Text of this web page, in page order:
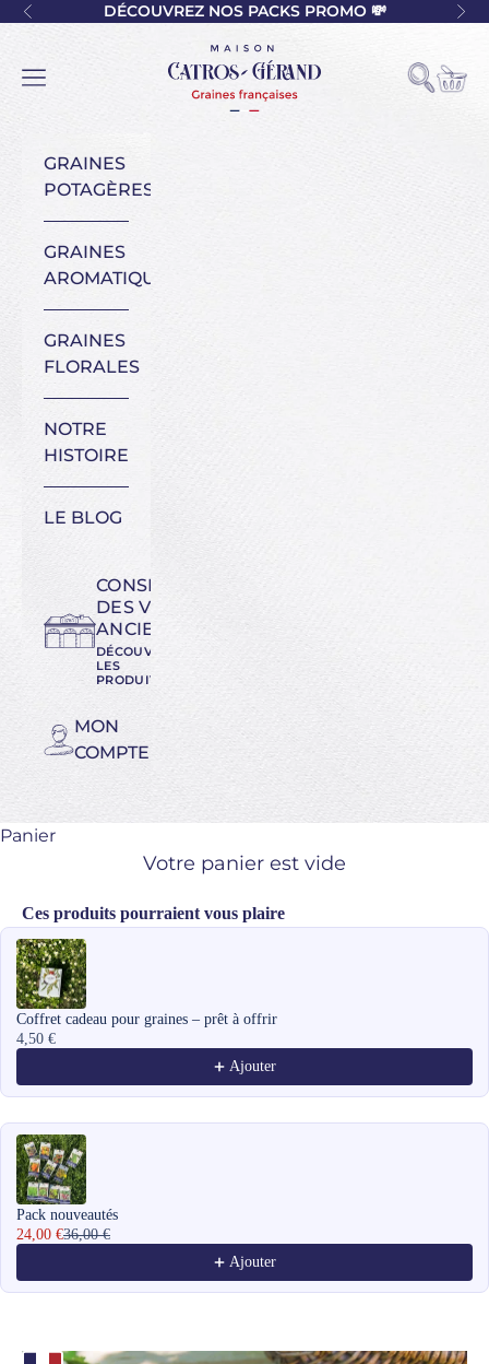
Passer au contenu
PrécédentDÉCOUVREZ NOS PACKS PROMO 💸
Maison Catros-Gérand
Ouvrir la navigation
Ouvrir la
Voir
GRAINES
POTAGÈRES
GRAINES
AROMATIQUES
GRAINES
FLORALES
NOTRE
HISTOIRE
LE BLOG
CONSERVATOIRE
DES VARIÉTÉS
ANCIENNES
DÉCOUVREZ
LES
PRODUITS
MON
COMPTE
Panier
Votre panier est vide
Ces produits pourraient vous plaire
Use the Previous and Next buttons to navigate through product
Coffret cadeau pour graines – prêt à offrir
4,50 €
Ajouter
Pack nouveautés
24,00 €36,00 €
Ajouter